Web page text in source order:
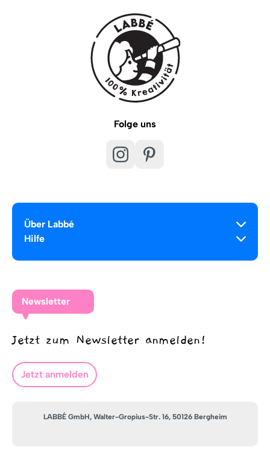
Folge uns
Über Labbé
Hilfe
Newsletter
Jetzt zum Newsletter anmelden!
Jetzt anmelden
LABBÉ GmbH, Walter-Gropius-Str. 16, 50126 Bergheim